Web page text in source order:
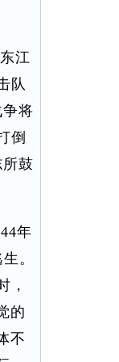
江
队
将
倒
鼓
年
。
，
的
不